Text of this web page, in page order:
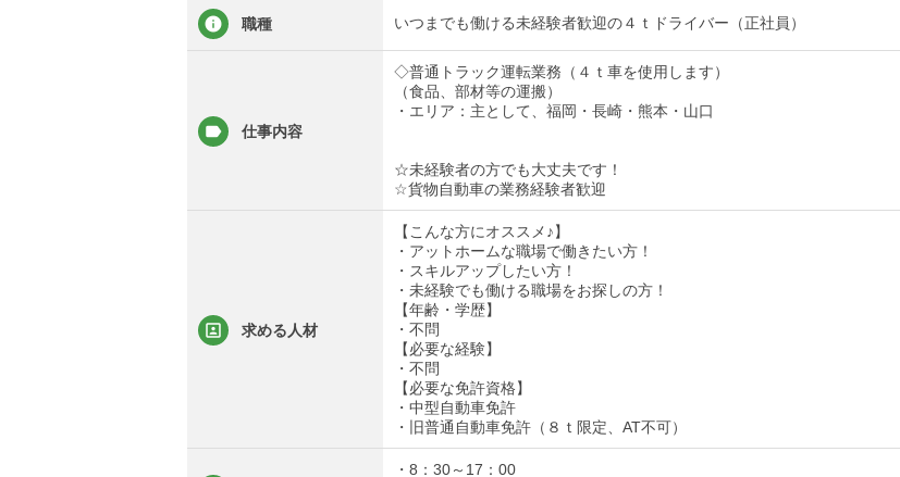
職種 いつまでも働ける未経験者歓迎の４ｔドライバー（正社員）
仕事内容
◇普通トラック運転業務（４ｔ車を使用します）
（食品、部材等の運搬）
・エリア：主として、福岡・長崎・熊本・山口
☆未経験者の方でも大丈夫です！
☆貨物自動車の業務経験者歓迎
求める人材
【こんな方にオススメ♪】
・アットホームな職場で働きたい方！
・スキルアップしたい方！
・未経験でも働ける職場をお探しの方！
【年齢・学歴】
・不問
【必要な経験】
・不問
【必要な免許資格】
・中型自動車免許
・旧普通自動車免許（８ｔ限定、AT不可）
・8：30～17：00